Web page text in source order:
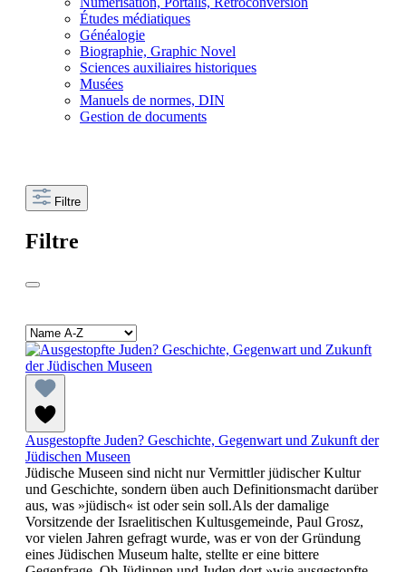
Études médiatiques
Généalogie
Biographie, Graphic Novel
Sciences auxiliaires historiques
Musées
Manuels de normes, DIN
Gestion de documents
Filtre
Filtre
Ausgestopfte Juden? Geschichte, Gegenwart und Zukunft der
Jüdischen Museen
Jüdische Museen sind nicht nur Vermittler jüdischer Kultur
und Geschichte, sondern üben auch Definitionsmacht darüber
aus, was »jüdisch« ist oder sein soll.Als der damalige
Vorsitzende der Israelitischen Kultusgemeinde, Paul Grosz,
vor vielen Jahren gefragt wurde, was er von der Gründung
eines Jüdischen Museum halte, stellte er eine bittere